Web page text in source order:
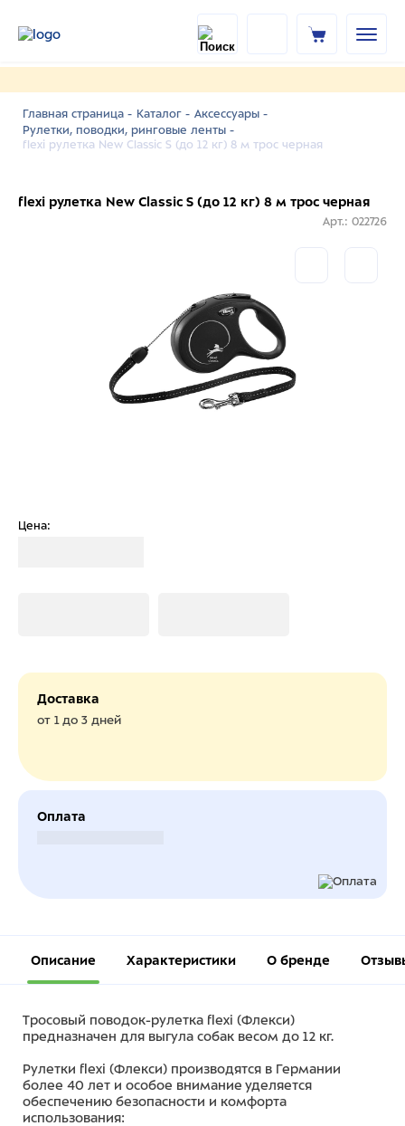
Главная страница - Каталог - Аксессуары -
Рулетки, поводки, ринговые ленты -
flexi рулетка New Classic S (до 12 кг) 8 м трос черная
flexi рулетка New Classic S (до 12 кг) 8 м трос черная
Арт.: 022726
Цена:
Доставка
от 1 до 3 дней
Оплата
Описание Характеристики О бренде
Тросовый поводок-рулетка flexi (Флекси)
предназначен для выгула собак весом до 12 кг.
Рулетки flexi (Флекси) производятся в Германии
более 40 лет и особое внимание уделяется
обеспечению безопасности и комфорта
использования: